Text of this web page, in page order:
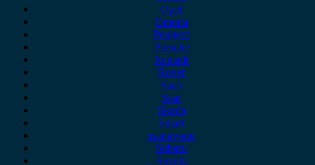
Opel
Omoda
Peugeot
Porsche
Renault
Rover
Saab
Seat
Skoda
Smart
ssangyong
Subaru
Suzuki